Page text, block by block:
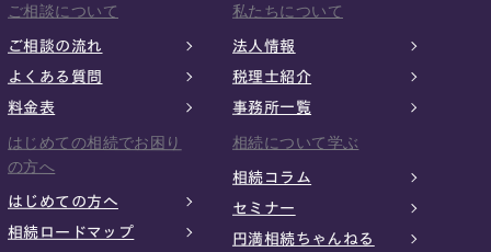
ご相談について
ご相談の流れ
よくある質問
料金表
私たちについて
法人情報
税理士紹介
事務所一覧
はじめての相続でお困り
の方へ
はじめての方へ
相続ロードマップ
相続について学ぶ
相続コラム
セミナー
円満相続ちゃんねる